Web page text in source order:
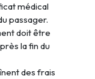
médical
passager.
doit être
la fin du
des frais